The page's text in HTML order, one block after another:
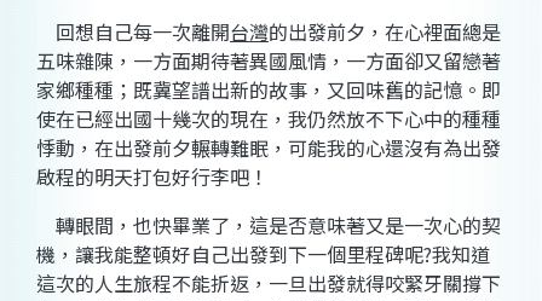
回想自己每一次離開台灣的出發前夕，在心裡面總是
五味雜陳，一方面期待著異國風情，一方面卻又留戀著
家鄉種種；既冀望譜出新的故事，又回味舊的記憶。即
使在已經出國十幾次的現在，我仍然放不下心中的種種
悸動，在出發前夕輾轉難眠，可能我的心還沒有為出發
啟程的明天打包好行李吧！
轉眼間，也快畢業了，這是否意味著又是一次心的契
機，讓我能整頓好自己出發到下一個里程碑呢?我知道
這次的人生旅程不能折返，一旦出發就得咬緊牙關撐下